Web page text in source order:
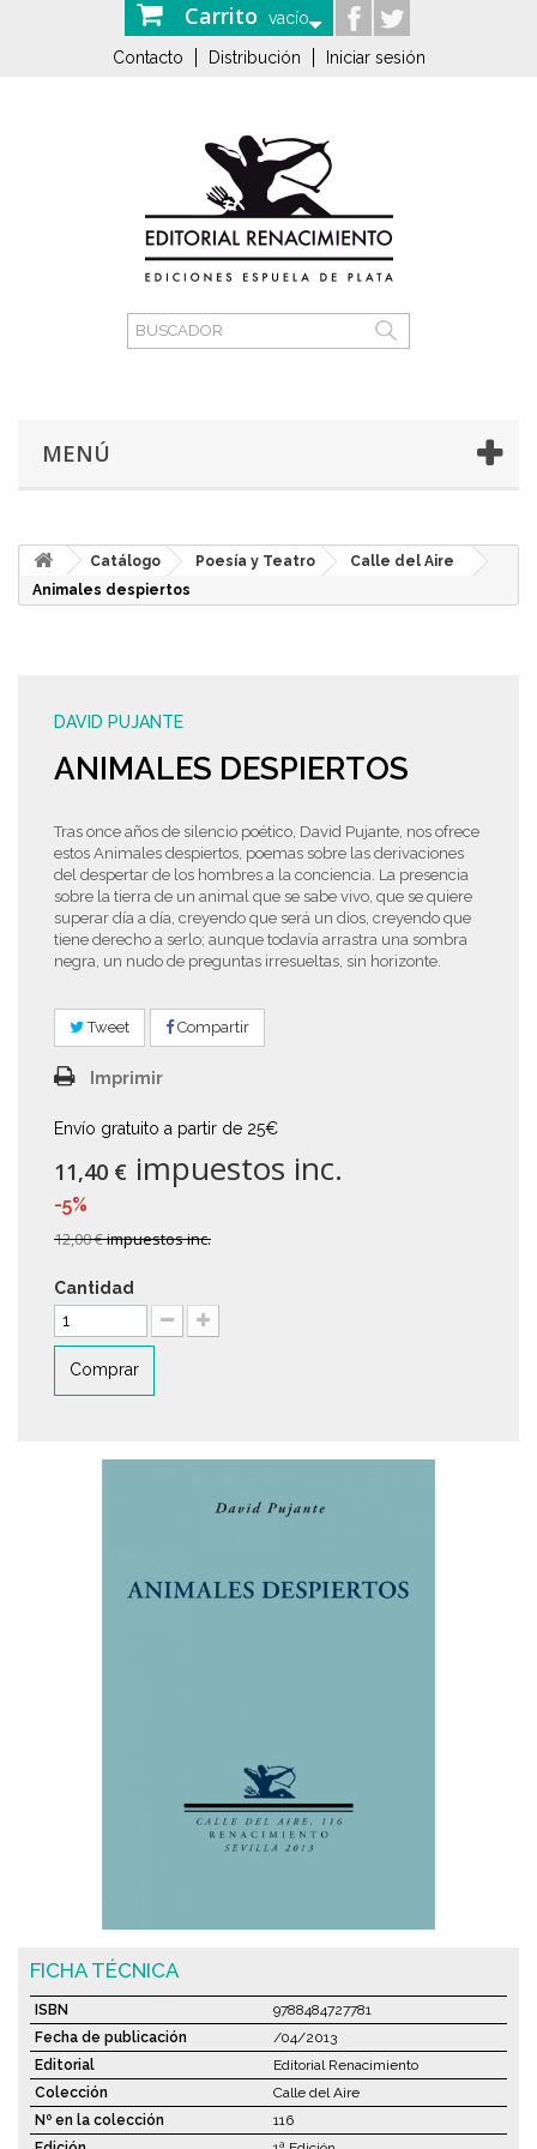
Carrito vacío
Contacto Distribución Iniciar sesión
MENÚ
Catálogo Poesía y Teatro
Calle del Aire
Animales despiertos
DAVID PUJANTE
ANIMALES DESPIERTOS
Tras once años de silencio poético, David Pujante, nos ofrece
estos Animales despiertos, poemas sobre las derivaciones
del despertar de los hombres a la conciencia. La presencia
sobre la tierra de un animal que se sabe vivo, que se quiere
superar día a día, creyendo que será un dios, creyendo que
tiene derecho a serlo; aunque todavía arrastra una sombra
negra, un nudo de preguntas irresueltas, sin horizonte.
Tweet Compartir
Imprimir
Envío gratuito a partir de 25€
11,40 € impuestos inc.
-5%
12,00 €impuestos inc.
Cantidad
Comprar
FICHA TÉCNICA
ISBN
9788484727781
Fecha de publicación
/04/2013
Editorial
Editorial Renacimiento
Colección
Calle del Aire
Nº en la colección
116